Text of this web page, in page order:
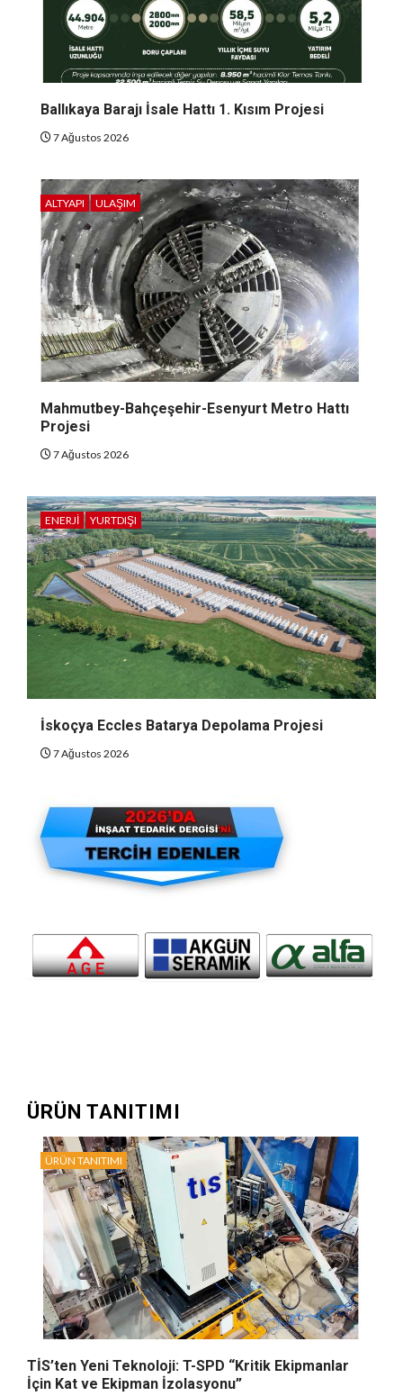
Ballıkaya Barajı İsale Hattı 1. Kısım Projesi
7 Ağustos 2026
ALTYAPI ULAŞIM
Mahmutbey-Bahçeşehir-Esenyurt Metro Hattı
Projesi
7 Ağustos 2026
ENERJI YURTDIŞI
İskoçya Eccles Batarya Depolama Projesi
7 Ağustos 2026
ÜRÜN TANITIMI
ÜRÜN TANITIMI
TİS’ten Yeni Teknoloji: T-SPD “Kritik Ekipmanlar
İçin Kat ve Ekipman İzolasyonu”